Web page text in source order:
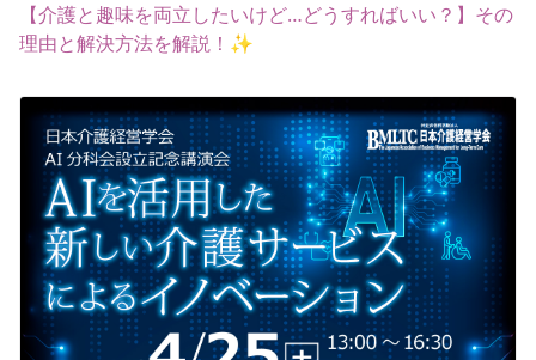
【介護と趣味を両立したいけど…どうすればいい？】その
理由と解決方法を解説！✨